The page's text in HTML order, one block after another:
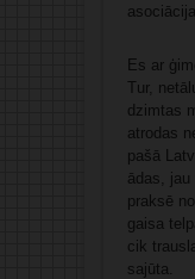
Es ar
Tur,
dzimtas
atrodas
pašā
ādas,
praksē
gaisa
cik
sajūta.